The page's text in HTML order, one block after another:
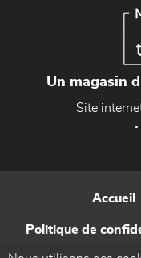
Un magasin
Site
Accueil
Politique de